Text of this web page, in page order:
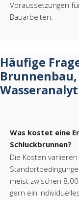
Voraussetzungen
Bauarbeiten.
Häufige
Was kostet eine
Schluckbrunnen?
Die Kosten
meist zwischen
gern ein